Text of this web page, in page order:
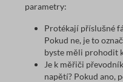
parametry:
Protékají příslušné
Pokud ne, je to
byste měli prohodit
Je k měřiči
napětí? Pokud ano,